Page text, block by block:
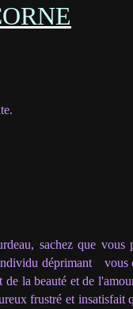
sachez que vous
déprimant
vous
de la beauté et de
frustré et insatisfait